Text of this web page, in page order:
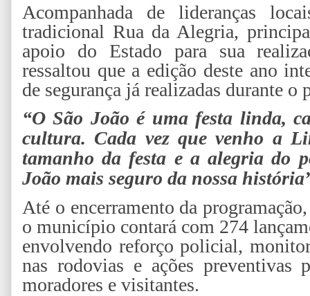
Acompanhada de lideranças
tradicional Rua da Alegria,
apoio do Estado para sua
ressaltou que a edição deste ano
de segurança já realizadas durante
“O São João é uma festa linda,
cultura. Cada vez que venho a
tamanho da festa e a alegria do
João mais seguro da nossa
Até o encerramento da
o município contará com 274
envolvendo reforço policial,
nas rodovias e ações preventivas
moradores e visitantes.